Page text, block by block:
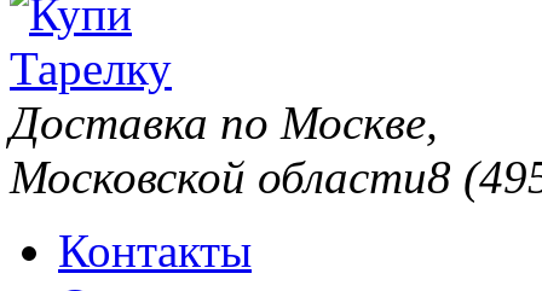
Доставка по Москве,
Московской области8
Контакты